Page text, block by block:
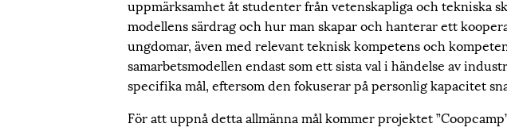
uppmärksamhet åt studenter från vetenskapliga och tekniska
modellens särdrag och hur man skapar och hanterar ett
ungdomar, även med relevant teknisk kompetens och
samarbetsmodellen endast som ett sista val i händelse av
specifika mål, eftersom den fokuserar på personlig kapacitet
För att uppnå detta allmänna mål kommer projektet